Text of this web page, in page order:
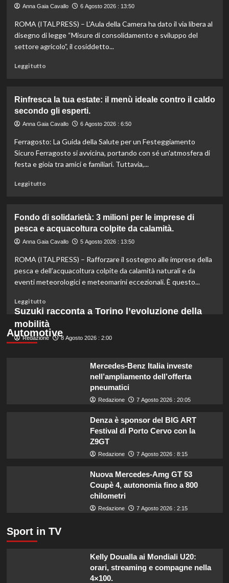
rischio
scopri
quali
marche
Anna Gaia Cavallo 6 Agosto 2026 : 13:50
ROMA (ITALPRESS) – L’Aula della Camera ha dato il via libera al
disegno di legge “Misure di consolidamento e sviluppo del
settore agricolo”, il cosiddetto...
Leggi tuttoLeggi
Camera
approva
ddl
finanziamenti
aumentati
di
primario.
Rinfresca la tua estate: il menù ideale contro il caldo
secondo gli esperti.
Anna Gaia Cavallo 6 Agosto 2026 : 6:50
Ferragosto: La Guida della Salute per un Festeggiamento
Sicuro Ferragosto si avvicina, portando con sé un'atmosfera di
festa e gioia tra amici e familiari. Tuttavia,...
Leggi tuttoLeggi
Rinfresca
la
tua
il
menù
ideale
caldo
gli
esperti.
Fondo di solidarietà: 3 milioni per le imprese di
pesca e acquacoltura colpite da calamità.
Anna Gaia Cavallo 5 Agosto 2026 : 13:50
ROMA (ITALPRESS) – Rafforzare il sostegno alle imprese della
pesca e dell’acquacoltura colpite da calamità naturali e da
eventi meteorologici e meteomarini eccezionali. È questo...
Leggi tuttoLeggi
di
più
su
Fondo
Automotive
Suzuki racconta a Torino l’evoluzione della
mobilità
Redazione 8 Agosto 2026 : 2:00
Mercedes-Benz Italia investe
nell’ampliamento dell’offerta
pneumatici
Redazione 7 Agosto 2026 : 20:05
Denza è sponsor del BIG ART
Festival di Porto Cervo con la
Z9GT
Redazione 7 Agosto 2026 : 8:15
Nuova Mercedes-Amg GT 53
Coupè 4, autonomia fino a 800
chilometri
Redazione 7 Agosto 2026 : 2:15
Sport in TV
Kelly Doualla ai Mondiali U20:
orari, streaming e compagne nella
4×100.